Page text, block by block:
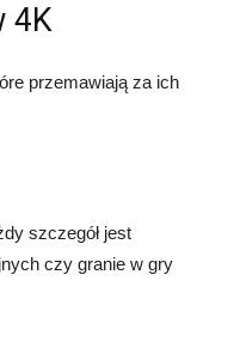
4K
przemawiają za ich
szczegół jest
czy granie w gry